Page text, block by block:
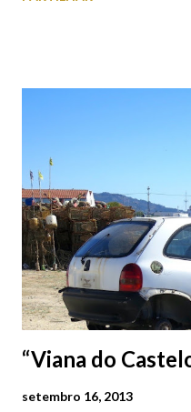
representada pelos atores
aos sábados às 16h00 e
“Viana do
setembro 16, 2013